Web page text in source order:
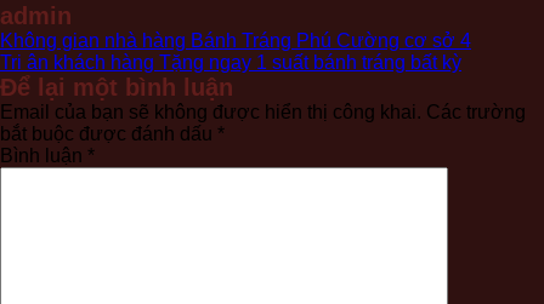
admin
Không gian nhà hàng Bánh Tráng Phú Cường cơ sở 4
Tri ân khách hàng Tặng ngay 1 suất bánh tráng bất kỳ
Để lại một bình luận
Email của bạn sẽ không được hiển thị công khai. Các trường
bắt buộc được đánh dấu *
Bình luận *